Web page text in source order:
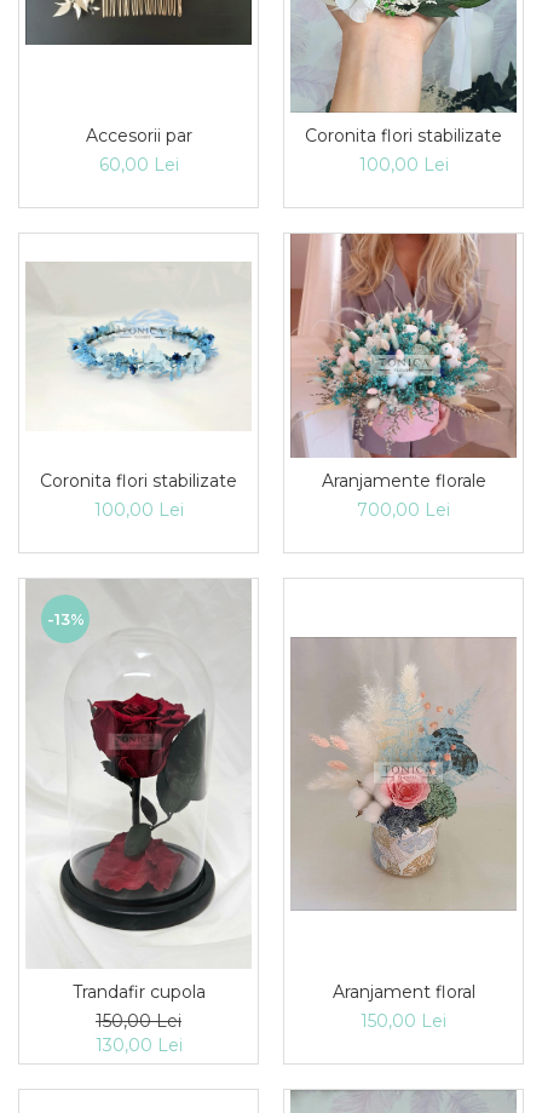
Accesorii par
60,00 Lei
Coronita flori stabilizate
100,00 Lei
Coronita flori stabilizate
100,00 Lei
Aranjamente florale
700,00 Lei
-13%
Trandafir cupola
150,00 Lei
130,00 Lei
Aranjament floral
150,00 Lei